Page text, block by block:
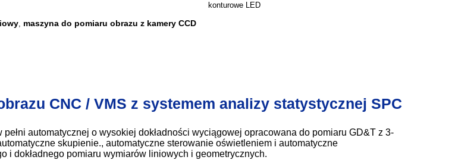
konturowe LED
, maszyna do pomiaru obrazu z kamery CCD
CNC / VMS z systemem analizy statystycznej SPC
automatycznej o wysokiej dokładności wyciągowej opracowana do pomiaru GD&T z 3-
skupienie., automatyczne sterowanie oświetleniem i automatyczne
i dokładnego pomiaru wymiarów liniowych i geometrycznych.